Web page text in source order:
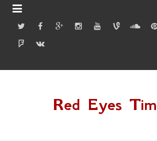

Red Eyes